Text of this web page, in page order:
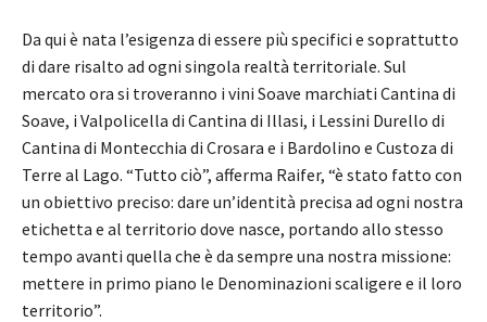
Da qui è nata l’esigenza di essere più specifici e soprattutto
di dare risalto ad ogni singola realtà territoriale. Sul
mercato ora si troveranno i vini Soave marchiati Cantina di
Soave, i Valpolicella di Cantina di Illasi, i Lessini Durello di
Cantina di Montecchia di Crosara e i Bardolino e Custoza di
Terre al Lago. “Tutto ciò”, afferma Raifer, “è stato fatto con
un obiettivo preciso: dare un’identità precisa ad ogni nostra
etichetta e al territorio dove nasce, portando allo stesso
tempo avanti quella che è da sempre una nostra missione:
mettere in primo piano le Denominazioni scaligere e il loro
territorio”.